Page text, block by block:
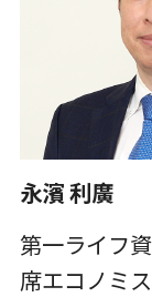
永濱 利廣
第一ライフ
席エコノミ